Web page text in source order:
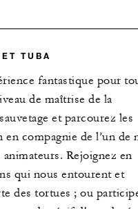
TUBA
fantastique pour
de maîtrise de la
et parcourez les
compagnie de l’un de
Rejoignez en
qui nous entourent et
des tortues ; ou